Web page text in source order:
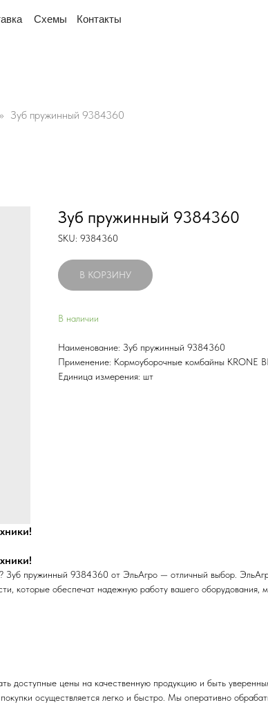
Контакты
"Мы переехали! Офис и склад теперь по
Зуб пружинный 9384360
Зуб пружинный 9384360
SKU: 9384360
В КОРЗИНУ
В наличии
Наименование: Зуб пружинный 9384360
Применение: Кормоуборочные комбайны KRONE
Единица измерения: шт
Зуб пружинный 9384360 от ЭльАгро — отличный выбор.
которые обеспечат надежную работу вашего оборудования,
доступные цены на качественную продукцию и быть
осуществляется легко и быстро. Мы оперативно